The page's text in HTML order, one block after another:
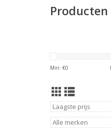
Min: €0